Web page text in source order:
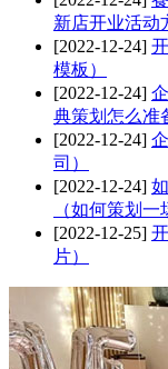
新店开业活动
[2022-12-24]
模板）
[2022-12-24]
典策划怎么准
[2022-12-24]
司）
[2022-12-24]
（如何策划
[2022-12-25]
片）